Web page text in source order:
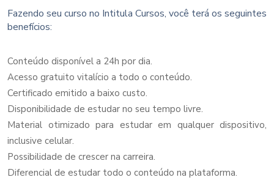
Fazendo seu curso no Intitula Cursos, você terá os seguintes
benefícios:
Conteúdo disponível a 24h por dia.
Acesso gratuito vitalício a todo o conteúdo.
Certificado emitido a baixo custo.
Disponibilidade de estudar no seu tempo livre.
Material otimizado para estudar em qualquer dispositivo,
inclusive celular.
Possibilidade de crescer na carreira.
Diferencial de estudar todo o conteúdo na plataforma.